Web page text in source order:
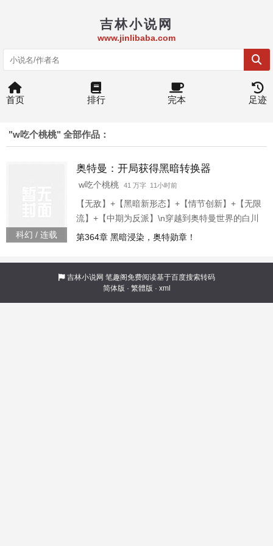
吉林小说网
www.jinlibaba.com
首页 排行 完本 足迹
"w吃个桃桃" 全部作品：
科幻 / 连载
奥特曼：开局获得黑暗转换器
w吃个桃桃 41 万字 11小时前
【无敌】+【黑暗新形态】+【情节创新】+【无限
流】+【中期为反派】\n穿越到奥特曼世界的白川
获得了一个黑暗转换器\n只要打败对方就能转换对
个世界成为了顶级大佬。\n红凯：白川，可不可以
借我两张卡牌？ \n伽古拉：这就是黑暗奥特曼的
力量吗？\n捷德：原来我爹不是最大的反派，白川
大哥才是！ \n赛兔子：很离谱，白川见面就问我
第364章 黑暗浸染，奥特勋章！
吉林小说网 笔趣阁免费阅读基于百度搜索转码
简体版 · 繁體版 · xml